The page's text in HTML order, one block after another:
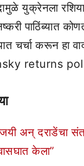
युक्रेनला
पाठिंब्यात
चर्चा करून हा
returns
अन् दराडेंचा
केला”